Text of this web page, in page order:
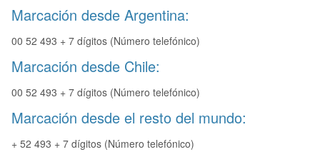
Marcación desde Argentina:
00 52 493 + 7 dígitos (Número telefónico)
Marcación desde Chile:
00 52 493 + 7 dígitos (Número telefónico)
Marcación desde el resto del mundo:
+ 52 493 + 7 dígitos (Número telefónico)